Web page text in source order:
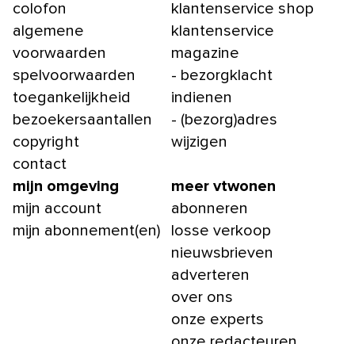
colofon
algemene
voorwaarden
spelvoorwaarden
toegankelijkheid
bezoekersaantallen
copyright
contact
klantenservice shop
klantenservice
magazine
- bezorgklacht
indienen
- (bezorg)adres
wijzigen
mijn omgeving
mijn account
mijn abonnement(en)
meer vtwonen
abonneren
losse verkoop
nieuwsbrieven
adverteren
over ons
onze experts